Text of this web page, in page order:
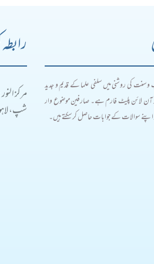
سنت کی روشنی میں سلفی علما کے قدیم و جدید
آن لائن پلیٹ فارم ہے۔ صارفین موضوع وار
اپنے سوالات کے جوابات حاصل کر سکتے ہیں۔
مرکز
شپ،